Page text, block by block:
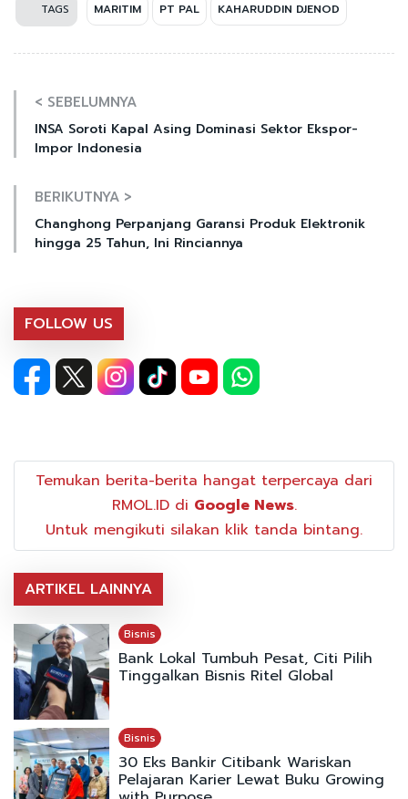
TAGS MARITIM PT PAL KAHARUDDIN DJENOD
< SEBELUMNYA
INSA Soroti Kapal Asing Dominasi Sektor Ekspor-
Impor Indonesia
BERIKUTNYA >
Changhong Perpanjang Garansi Produk Elektronik
hingga 25 Tahun, Ini Rinciannya
FOLLOW US
Temukan berita-berita hangat terpercaya dari
RMOL.ID di Google News.
Untuk mengikuti silakan klik tanda bintang.
ARTIKEL LAINNYA
Bisnis
Bank Lokal Tumbuh Pesat, Citi Pilih
Tinggalkan Bisnis Ritel Global
Bisnis
30 Eks Bankir Citibank Wariskan
Pelajaran Karier Lewat Buku Growing